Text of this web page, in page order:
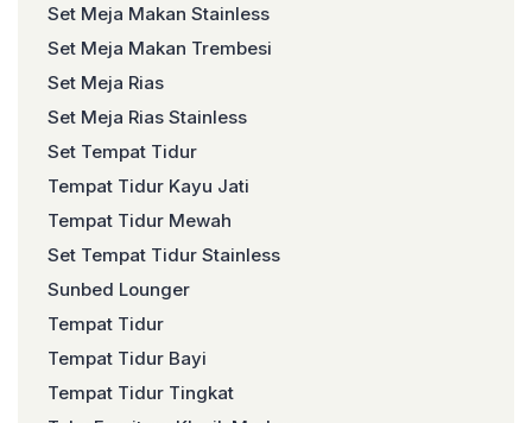
Set Meja Makan Stainless
Set Meja Makan Trembesi
Set Meja Rias
Set Meja Rias Stainless
Set Tempat Tidur
Tempat Tidur Kayu Jati
Tempat Tidur Mewah
Set Tempat Tidur Stainless
Sunbed Lounger
Tempat Tidur
Tempat Tidur Bayi
Tempat Tidur Tingkat